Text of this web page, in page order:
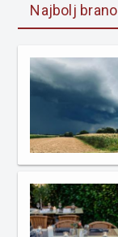
Najbolj brano